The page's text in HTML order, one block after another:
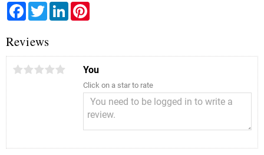
FacebookTwitterLinkedIn
Reviews
You
Click on a star to rate